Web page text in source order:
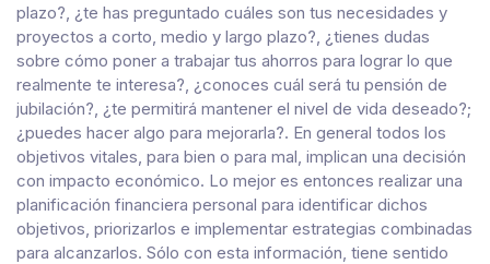
plazo?, ¿te has preguntado cuáles son tus necesidades y
proyectos a corto, medio y largo plazo?, ¿tienes dudas
sobre cómo poner a trabajar tus ahorros para lograr lo que
realmente te interesa?, ¿conoces cuál será tu pensión de
jubilación?, ¿te permitirá mantener el nivel de vida deseado?;
¿puedes hacer algo para mejorarla?. En general todos los
objetivos vitales, para bien o para mal, implican una decisión
con impacto económico. Lo mejor es entonces realizar una
planificación financiera personal para identificar dichos
objetivos, priorizarlos e implementar estrategias combinadas
para alcanzarlos. Sólo con esta información, tiene sentido